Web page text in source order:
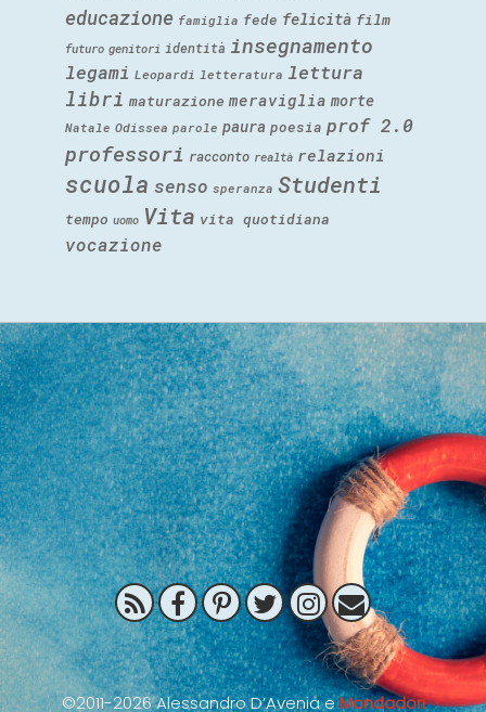
educazione famiglia fede felicità film
futuro genitori identità insegnamento
legami Leopardi letteratura lettura
libri maturazione meraviglia morte
Natale Odissea parole paura poesia prof 2.0
professori racconto realtà relazioni
scuola senso speranza Studenti
tempo uomo Vita vita quotidiana
vocazione
©2011-2026 Alessandro D’Avenia eMondadori